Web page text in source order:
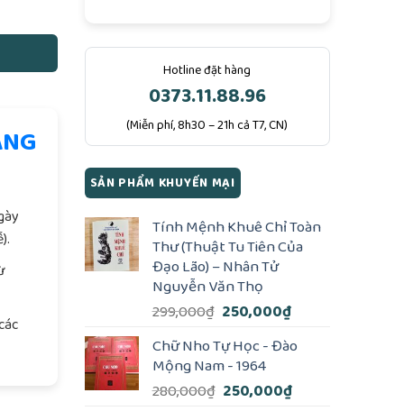
Hotline đặt hàng
0373.11.88.96
(Miễn phí, 8h30 – 21h cả T7, CN)
SẢN PHẨM KHUYẾN MẠI
Tính Mệnh Khuê Chỉ Toàn
Thư (Thuật Tu Tiên Của
Đạo Lão) – Nhân Tử
Nguyễn Văn Thọ
299,000₫ Giá
là:
299,000₫.
250,000₫Giá
tại
250,000₫.
Chữ Nho Tự Học - Đào
Mộng Nam - 1964
280,000₫ Giá
250,000₫Giá